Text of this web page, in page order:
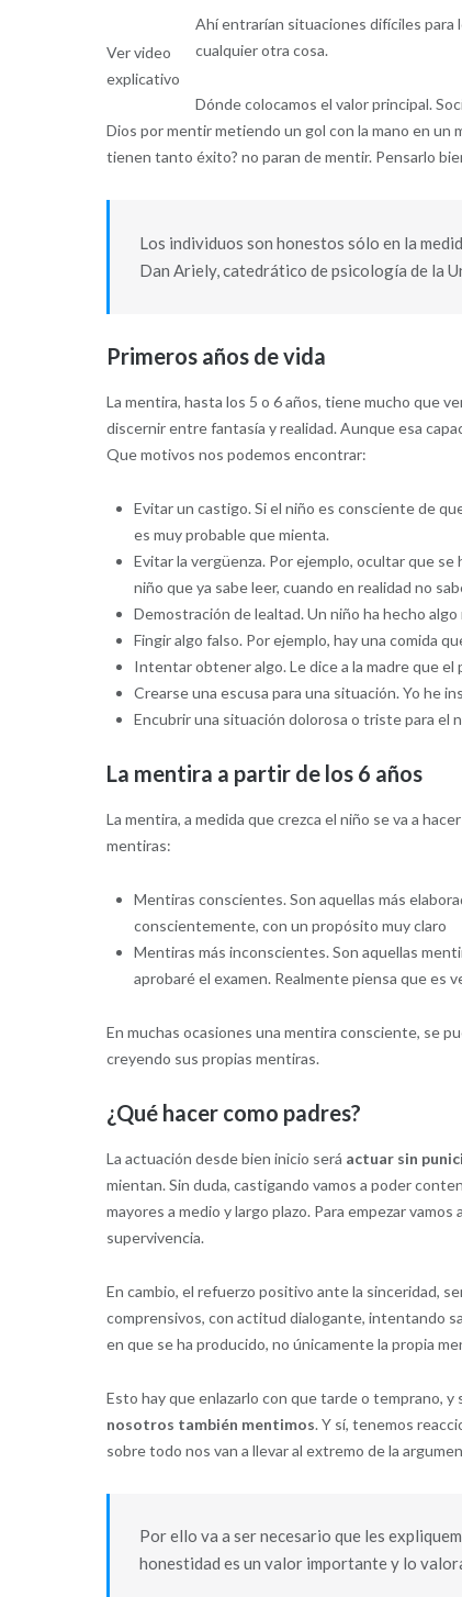
Ver video
explicativo
Ahí entrarían situaciones difíciles para
cualquier otra cosa.
Dónde colocamos el valor principal.
Dios por mentir metiendo un gol con la mano en un
tienen tanto éxito? no paran de mentir. Pensarlo
Los individuos son honestos sólo en la
Dan Ariely, catedrático de psicología de la
Primeros años de vida
La mentira, hasta los 5 o 6 años, tiene mucho que
discernir entre fantasía y realidad. Aunque esa
Que motivos nos podemos encontrar:
Evitar un castigo. Si el niño es consciente de
es muy probable que mienta.
Evitar la vergüenza. Por ejemplo, ocultar que
niño que ya sabe leer, cuando en realidad no
Demostración de lealtad. Un niño ha hecho
Fingir algo falso. Por ejemplo, hay una comida
Intentar obtener algo. Le dice a la madre que el
Crearse una escusa para una situación. Yo he
Encubrir una situación dolorosa o triste para el
La mentira a partir de los 6 años
La mentira, a medida que crezca el niño se va a
mentiras:
Mentiras conscientes. Son aquellas más
conscientemente, con un propósito muy claro
Mentiras más inconscientes. Son aquellas
aprobaré el examen. Realmente piensa que es
En muchas ocasiones una mentira consciente, se
creyendo sus propias mentiras.
¿Qué hacer como padres?
La actuación desde bien inicio será actuar sin
mientan. Sin duda, castigando vamos a poder
mayores a medio y largo plazo. Para empezar
supervivencia.
En cambio, el refuerzo positivo ante la sinceridad,
comprensivos, con actitud dialogante, intentando
en que se ha producido, no únicamente la propia
Esto hay que enlazarlo con que tarde o temprano, y
nosotros también mentimos. Y sí, tenemos
sobre todo nos van a llevar al extremo de la
Por ello va a ser necesario que les
honestidad es un valor importante y lo